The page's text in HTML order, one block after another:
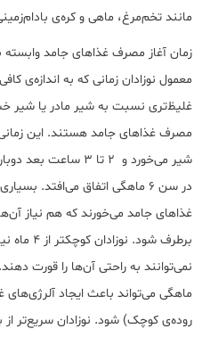
مانند تخم‌مرغ، ماهی و کره‌ی
زمان آغاز مصرف غذاهای جامد وابسته
معمول نوزادان زمانی که به اندازه‌ی
غلیظ‌تری نسبت به شیر مادر یا شیر
مصرف غذاهای جامد هستند. این
شیر می‌خورد و 2 تا 3
در سن 6 ماهگی اتفاق می‌افتد.
غذاهای جامد می‌خورند که هم نیاز
برطرف
ماهگی می‌تواند باعث ایجاد
روده‌ی کوچک) شود. نوزادان سریع‌تر از